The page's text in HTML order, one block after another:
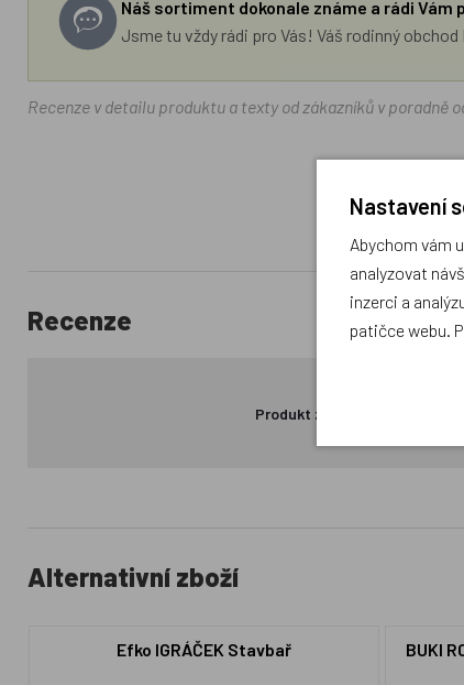
Náš sortiment dokonale známe a rádi Vám
Jsme tu vždy rádi pro Vás! Váš rodinný obchod
Recenze v detailu produktu a texty od zákazníků v poradně
Recenze
Produkt zatím nemá žádné
Alternativní zboží
Efko IGRÁČEK Stavbař BUKI
Nastavení
Abychom vám
analyzovat
inzerci a
patičce webu.